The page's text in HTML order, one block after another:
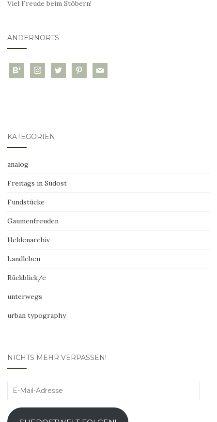
Viel Freude beim Stöbern!
ANDERNORTS
bloglovininstagramtwitter pinterest
mail
KATEGORIEN
analog
Freitags in Südost
Fundstücke
Gaumenfreuden
Heldenarchiv
Landleben
Rückblick/e
unterwegs
urban typography
NICHTS MEHR VERPASSEN!
E-
Adresse